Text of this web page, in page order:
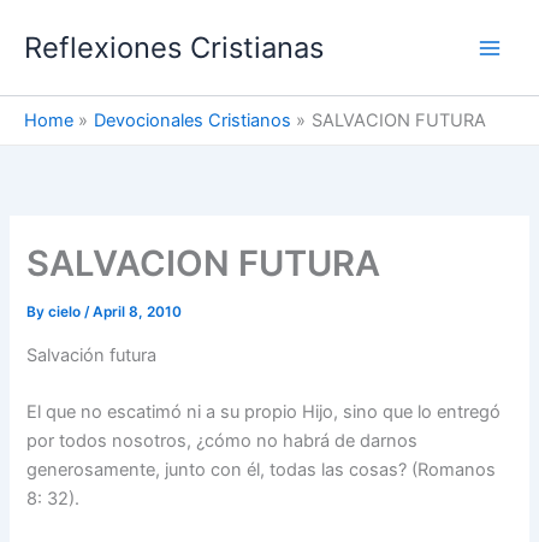
Reflexiones Cristianas
Home Devocionales Cristianos SALVACION FUTURA
SALVACION FUTURA
Bycielo/April 8, 2010
Salvación futura
El que no escatimó ni a su propio Hijo, sino que lo entregó
por todos nosotros, ¿cómo no habrá de darnos
generosamente, junto con él, todas las cosas? (Romanos
8: 32).